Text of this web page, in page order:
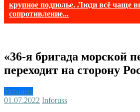
крупное подполье. Люди всё чаще
сопротивление...
«36-я бригада морской
переходит на сторону
Украина
01.07.2022 Inforuss